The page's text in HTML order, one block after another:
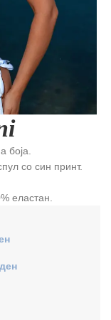
боја.
со син принт.
еластан.
ден